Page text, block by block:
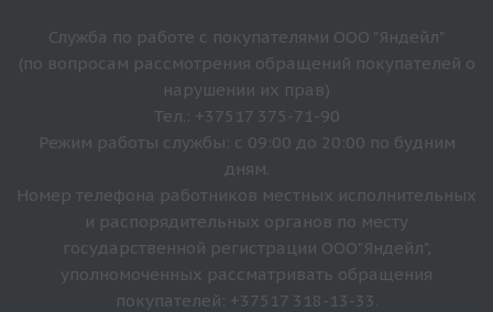
Служба по работе с покупателями ООО "Яндейл"
(по вопросам рассмотрения обращений покупателей о
нарушении их прав)
Тел.: +37517 375-71-90
Режим работы службы: с 09:00 до 20:00 по будним
дням.
Номер телефона работников местных исполнительных
и распорядительных органов по месту
государственной регистрации ООО"Яндейл",
уполномоченных рассматривать обращения
покупателей: +37517 318-13-33.